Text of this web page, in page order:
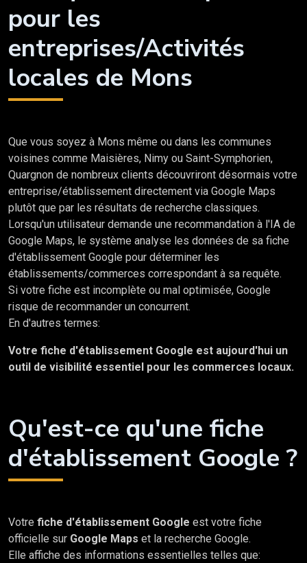
pour les
entreprises/Activités
locales de Mons
Que vous soyez à Mons même ou dans les communes
voisines comme Maisières, Nimy ou Saint-Symphorien,
Quargnon de nombreux clients découvriront désormais votre
entreprise/établissement directement via Google Maps
plutôt que par les résultats de recherche classiques.
Lorsqu'un utilisateur demande une recommandation à l'IA de
Google Maps, le système analyse les données de sa fiche
d'établissement Google pour déterminer les
établissements/commerces correspondant à sa requête.
Si votre fiche est incomplète ou mal optimisée, Google
risque de recommander un concurrent.
En d'autres termes:
Votre fiche d'établissement Google est aujourd'hui un
outil de visibilité essentiel pour les commerces locaux.
Qu'est-ce qu'une fiche
d'établissement Google ?
Votre fiche d'établissement Google est votre fiche
officielle sur Google Maps et la recherche Google.
Elle affiche des informations essentielles telles que: